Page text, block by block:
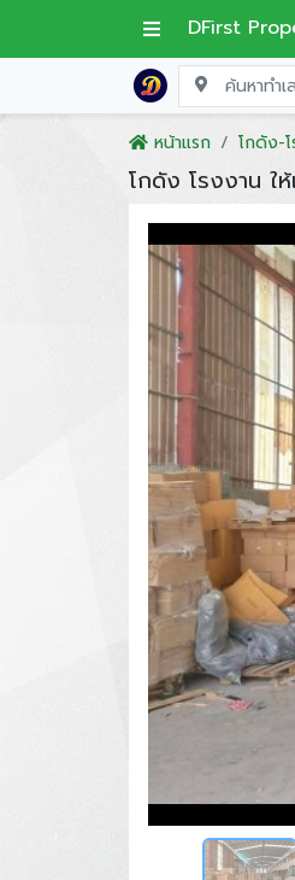
DFirst
หน้าแรก โกดัง-โ
โกดัง โรงงาน ใ